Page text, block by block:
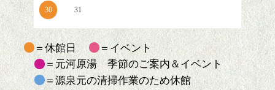
30 31
＝休館日
＝イベント
＝元河原湯 季節のご案内＆イベント
＝源泉元の清掃作業のため休館